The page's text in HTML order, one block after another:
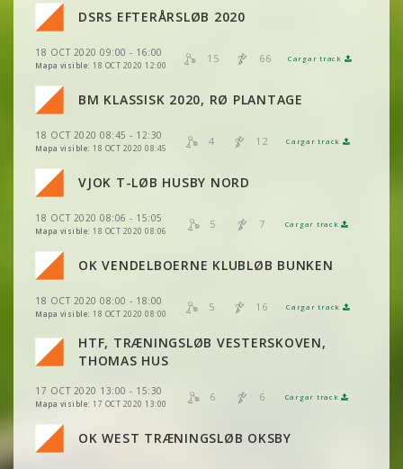
DSRS EFTERÅRSLØB 2020
18 OCT 2020 09:00 - 16:00
Mapa visible: 18 OCT 2020 12:00
15 66 Cargar track
VER 2DRERUN
VER 2DRERUN
BM KLASSISK 2020, RØ PLANTAGE
18 OCT 2020 08:45 - 12:30
Mapa visible: 18 OCT 2020 08:45
4 12 Cargar track
VER 2DRERUN
VER 2DRERUN
VER 2DRERUN
VER 2DRERUN
VJOK T-LØB HUSBY NORD
18 OCT 2020 08:06 - 15:05
Mapa visible: 18 OCT 2020 08:06
5 7 Cargar track
VER
VER 2DRERUN
VER 2DRERUN
VER 2DRERUN
OK VENDELBOERNE KLUBLØB BUNKEN
18 OCT 2020 08:00 - 18:00
Mapa visible: 18 OCT 2020 08:00
5 16 Cargar track
VER 2DRERUN
VER 2DRERUN
VER 2DRERUN
VER 2DRERUN
HTF, TRÆNINGSLØB VESTERSKOVEN,
THOMAS HUS
17 OCT 2020 13:00 - 15:30
Mapa visible: 17 OCT 2020 13:00
6 6 Cargar track
VER
VER 2DRERUN
VER 2DRERUN
VER 2DRERUN
VER 2DRERUN
VER 2DRERUN
OK WEST TRÆNINGSLØB OKSBY
VER 2DRERUN
VER 2DRERUN
VER 2DRERUN
VER 2DRERUN
VER